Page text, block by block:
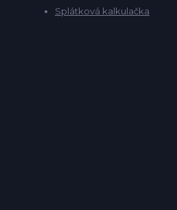
Splátková kalkulačka